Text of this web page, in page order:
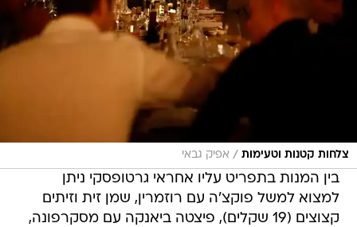
צלחות קטנות וטעימות / אפיק גבאי
בין המנות בתפריט עליו אחראי גרטופסקי ניתן
למצוא למשל פוקצ'ה עם רוזמרין, שמן זית וזיתים
קצוצים (19 שקלים), פיצטה ביאנקה עם מסקרפונה,